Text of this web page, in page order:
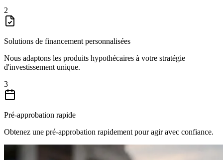
2
Solutions de financement personnalisées
Nous adaptons les produits hypothécaires à votre stratégie
d'investissement unique.
3
Pré-approbation rapide
Obtenez une pré-approbation rapidement pour agir avec confiance.